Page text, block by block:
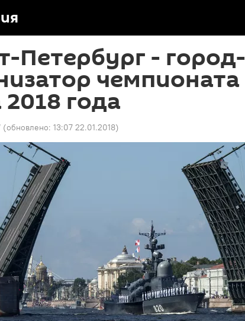
Петербург - город-
чемпионата
года
(обновлено: 13:07 22.01.2018)